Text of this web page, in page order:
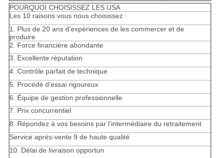
POURQUOI CHOISISSEZ LES USA
Les 10 raisons vous nous choisissez :
1. Plus de 20 ans d'expériences de les commercer et de
produire
2. Force financière abondante
3. Excellente réputation
4. Contrôle parfait de technique
5. Procédé d'essai rigoureux
6. Équipe de gestion professionnelle
7. Prix concurrentiel
8. Répondez à vos besoins par l'intermédiaire du retraitement
Service après-vente 9 de haute qualité
10. Délai de livraison opportun